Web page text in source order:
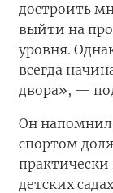
достроить
выйти на
уровня.
всегда
двора», —
Он
спортом
детских